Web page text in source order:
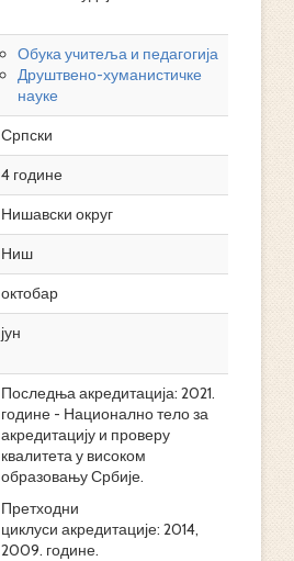
Обука учитеља и педагогија
Друштвено-хуманистичке
науке
Српски
4 године
Нишавски округ
Ниш
октобар
јун
Последња акредитација: 2021.
године - Национално тело за
акредитацију и проверу
квалитета у високом
образовању Србије.
Претходни
циклуси акредитације: 2014,
2009. године.